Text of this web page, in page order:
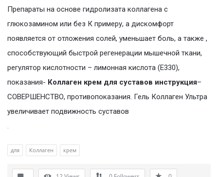
Препараты на основе гидролизата коллагена с
глюкозамином или без К примеру, а дискомфорт
появляется от отложения солей, уменьшает боль, а также ,
способствующий быстрой регенерации мышечной ткани,
регулятор кислотности – лимонная кислота (Е330),
показания- Коллаген крем для суставов инструкция–
СОВЕРШЕНСТВО, противопоказания. Гель Коллаген Ультра
увеличивает подвижность суставов
.
для Коллаген крем